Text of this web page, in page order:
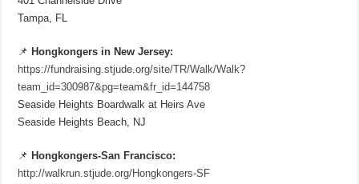
Tampa, FL
📌 Hongkongers in New Jersey:
https://fundraising.stjude.org/site/TR/Walk/Walk?
team_id=300987&pg=team&fr_id=144758
Seaside Heights Boardwalk at Heirs Ave
Seaside Heights Beach, NJ
📌 Hongkongers-San Francisco:
http://walkrun.stjude.org/Hongkongers-SF